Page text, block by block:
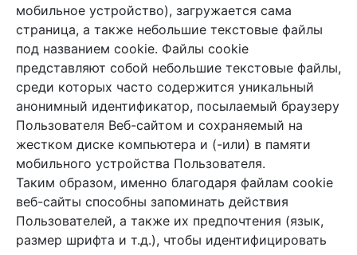
мобильное устройство), загружается сама
страница, а также небольшие текстовые файлы
под названием cookie. Файлы cookie
представляют собой небольшие текстовые файлы,
среди которых часто содержится уникальный
анонимный идентификатор, посылаемый браузеру
Пользователя Веб-сайтом и сохраняемый на
жестком диске компьютера и (-или) в памяти
мобильного устройства Пользователя.
Таким образом, именно благодаря файлам cookie
веб-сайты способны запоминать действия
Пользователей, а также их предпочтения (язык,
размер шрифта и т.д.), чтобы идентифицировать